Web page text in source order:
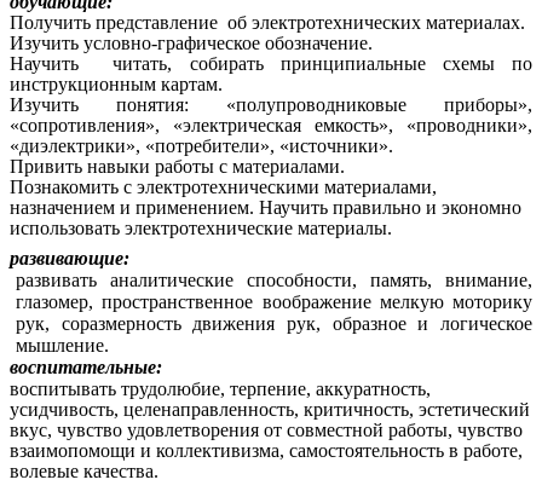
Получить представление об электротехнических материалах.
Изучить условно-графическое обозначение.
Научить читать, собирать принципиальные схемы по
инструкционным картам.
Изучить понятия: «полупроводниковые приборы»,
«сопротивления», «электрическая емкость», «проводники»,
«диэлектрики», «потребители», «источники».
Привить навыки работы с материалами.
Познакомить с электротехническими материалами,
назначением и применением. Научить правильно и экономно
использовать электротехнические материалы.
развивающие:
развивать аналитические способности, память, внимание,
глазомер, пространственное воображение мелкую моторику
рук, соразмерность движения рук, образное и логическое
мышление.
воспитательные:
воспитывать трудолюбие, терпение, аккуратность,
усидчивость, целенаправленность, критичность, эстетический
вкус, чувство удовлетворения от совместной работы, чувство
взаимопомощи и коллективизма, самостоятельность в работе,
волевые качества.